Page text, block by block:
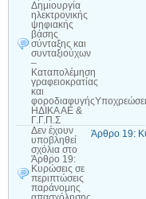
Δημιουργία
ηλεκτρονικής
ψηφιακής
βάσης
σύνταξης και
συνταξιούχων
–
Καταπολέμηση
γραφειοκρατίας
και
ΗΔΙΚΑ ΑΕ &
Γ.Γ.Π.Σ
Δεν έχουν
υποβληθεί
σχόλια στο
Άρθρο 19:
Κυρώσεις σε
περιπτώσεις
παράνομης
Άρθρο 19: